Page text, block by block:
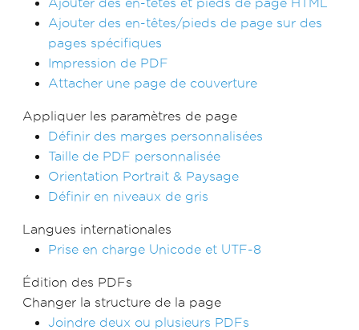
Ajouter des en-têtes et pieds de page HTML
Ajouter des en-têtes/pieds de page sur des
pages spécifiques
Impression de PDF
Attacher une page de couverture
Appliquer les paramètres de page
Définir des marges personnalisées
Taille de PDF personnalisée
Orientation Portrait & Paysage
Définir en niveaux de gris
Langues internationales
Prise en charge Unicode et UTF-8
Édition des PDFs
Changer la structure de la page
Joindre deux ou plusieurs PDFs